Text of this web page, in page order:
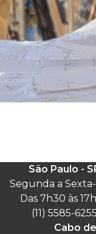
São Paulo -
Segunda a
Das 7h30 às
(11) 5585-6255
Cabo